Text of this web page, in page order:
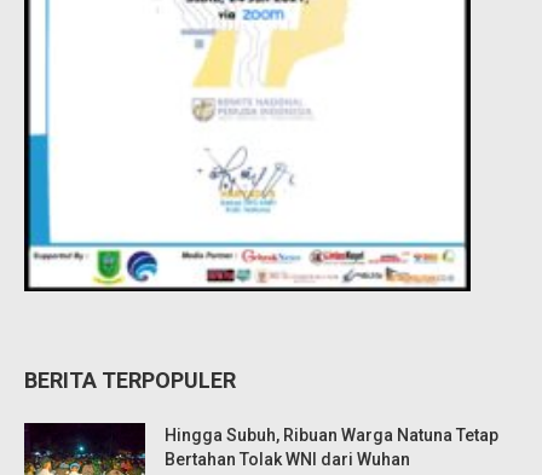
BERITA TERPOPULER
Hingga Subuh, Ribuan Warga Natuna Tetap
Bertahan Tolak WNI dari Wuhan